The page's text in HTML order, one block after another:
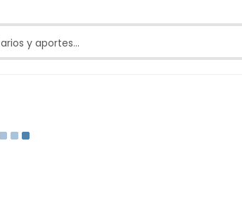
y aportes...